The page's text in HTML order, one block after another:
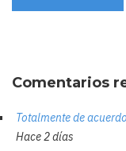
Comentarios
Totalmente de
Hace 2 días